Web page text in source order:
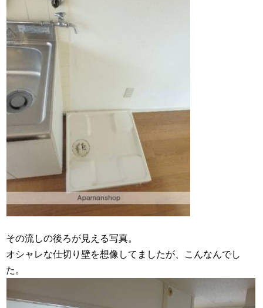
その流しの後ろが見える写真。
オシャレな仕切り壁を想像してましたが、こんなんでし
た。